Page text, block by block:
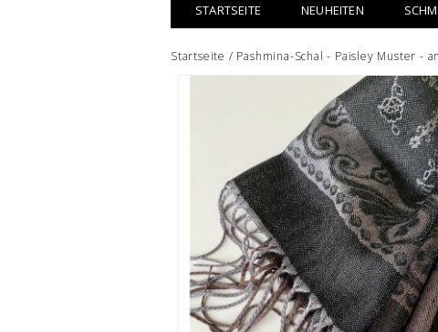
STARTSEITE NEUHEITEN
Startseite / Pashmina-Schal - Paisley Muster -